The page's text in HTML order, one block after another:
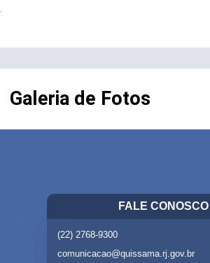
Galeria de Fotos
FALE CONOSCO
(22) 2768-9300
comunicacao@quissama.rj.gov.br